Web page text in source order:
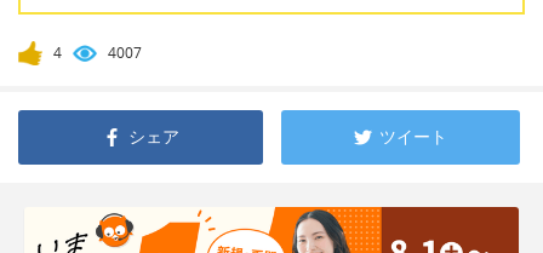
4 4007
シェア ツイート